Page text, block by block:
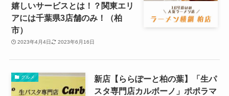
嬉しいサービスとは！？関東エリ
アには千葉県3店舗のみ！（柏
市）
2023年4月4日 2023年6月16日
グルメ
新店【ららぽーと柏の葉】「生パ
スタ専門店カルボーノ」ポポラマ